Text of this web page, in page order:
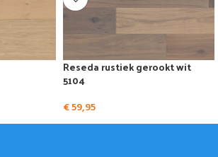
Reseda rustiek gerookt wit
5104
€59,95